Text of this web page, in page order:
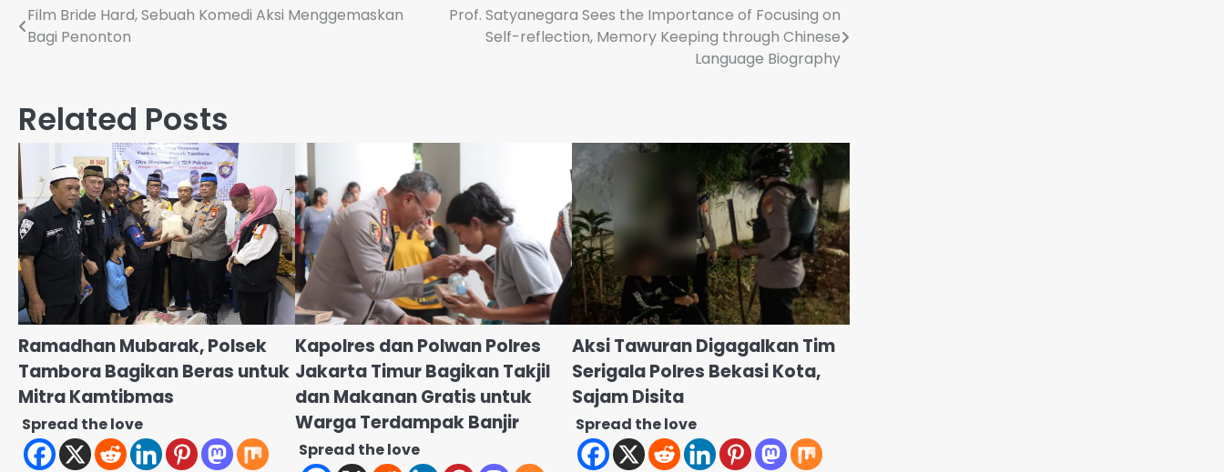
Navigasi
pos
Film Bride Hard, Sebuah Komedi Aksi Menggemaskan
Bagi Penonton
Prof. Satyanegara Sees the Importance of Focusing on
Self-reflection, Memory Keeping through Chinese
Language Biography
Related Posts
Ramadhan Mubarak, Polsek
Tambora Bagikan Beras untuk
Mitra Kamtibmas
Spread the love
Kapolres dan Polwan Polres
Jakarta Timur Bagikan Takjil
dan Makanan Gratis untuk
Warga Terdampak Banjir
Spread the love
Aksi Tawuran Digagalkan Tim
Serigala Polres Bekasi Kota,
Sajam Disita
Spread the love